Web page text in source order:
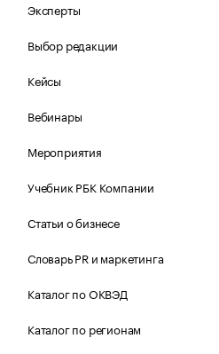
Эксперты
Выбор редакции
Кейсы
Вебинары
Мероприятия
Учебник РБК Компании
Статьи о бизнесе
Словарь PR и маркетинга
Каталог по ОКВЭД
Каталог по регионам